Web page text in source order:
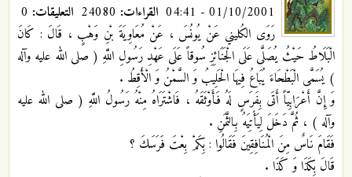
01/10/2001 - 04:41 القراءات: التعليقات:
رَوَى الكُليني عَنْ يُونُسَ ، عَنْ مُعَاوِيَةَ بْنِ وَهْبٍ ، قَالَ : كَانَ
الْبَلَاطُ حَيْثُ يُصَلَّى عَلَى الْجَنَائِزِ سُوقاً عَلَى عَهْدِ رَسُولِ اللَّهِ ( صلى الله عليه وآله
) يُسَمَّى الْبَطْحَاءَ يُبَاعُ فِيهَا الْحَلِيبُ وَ السَّمْنُ وَ الْأَقِطُ .
وَ إِنَّ أَعْرَابِيّاً أَتَى بِفَرَسٍ لَهُ فَأَوْثَقَهُ ، فَاشْتَرَاهُ مِنْهُ رَسُولُ اللَّهِ ( صلى الله عليه
وآله ) ، ثُمَّ دَخَلَ لِيَأْتِيَهُ بِالثَّمَنِ .
فَقَامَ نَاسٌ مِنَ الْمُنَافِقِينَ فَقَالُوا : بِكَمْ بِعْتَ فَرَسَكَ ؟
قَالَ بِكَذَا وَ كَذَا .